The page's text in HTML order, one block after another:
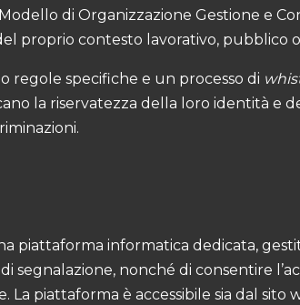
di Organizzazione Gestione e
proprio contesto lavorativo, pubblico
regole specifiche e un processo di
la riservatezza della loro identità e
piattaforma informatica dedicata,
segnalazione, nonché di consentire
piattaforma è accessibile sia dal sito